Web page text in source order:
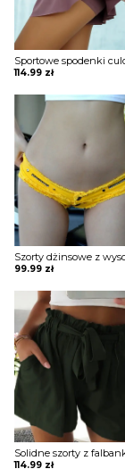
114.99 zł
99.99 zł
114.99 zł